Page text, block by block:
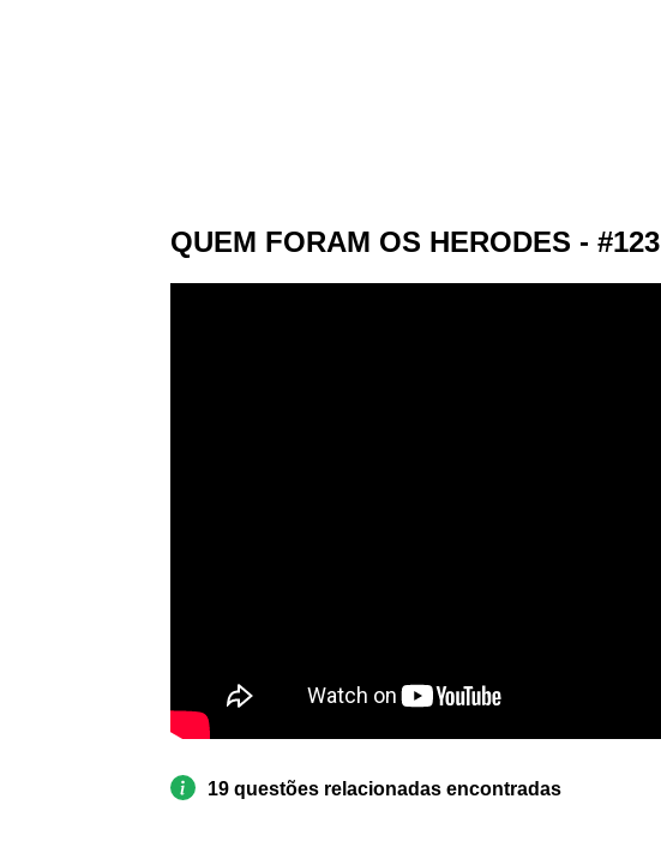
QUEM FORAM OS HERODES - #123
19 questões relacionadas encontradas